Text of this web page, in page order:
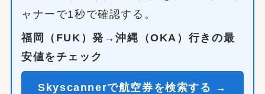
ャナーで1秒で確認する。
福岡（FUK）発→沖縄（OKA）行きの最
安値をチェック
Skyscannerで航空券を検索する →